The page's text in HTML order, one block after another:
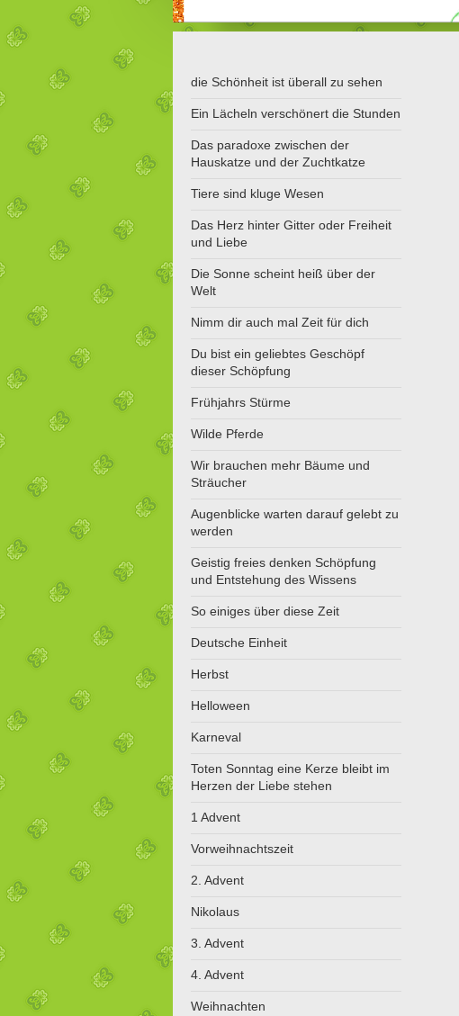
die Schönheit ist überall zu sehen
Ein Lächeln verschönert die Stunden
Das paradoxe zwischen der
Hauskatze und der Zuchtkatze
Tiere sind kluge Wesen
Das Herz hinter Gitter oder Freiheit
und Liebe
Die Sonne scheint heiß über der
Welt
Nimm dir auch mal Zeit für dich
Du bist ein geliebtes Geschöpf
dieser Schöpfung
Frühjahrs Stürme
Wilde Pferde
Wir brauchen mehr Bäume und
Sträucher
Augenblicke warten darauf gelebt zu
werden
Geistig freies denken Schöpfung
und Entstehung des Wissens
So einiges über diese Zeit
Deutsche Einheit
Herbst
Helloween
Karneval
Toten Sonntag eine Kerze bleibt im
Herzen der Liebe stehen
1 Advent
Vorweihnachtszeit
2. Advent
Nikolaus
3. Advent
4. Advent
Weihnachten